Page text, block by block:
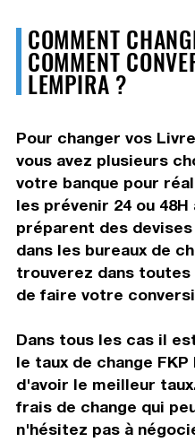
COMMENT
COMMENT
LEMPIRA ?
Pour changer vos
vous avez plusieurs
votre banque pour
les prévenir 24 ou
préparent des
dans les bureaux de
trouverez dans
de faire votre
Dans tous les cas il
le taux de change
d'avoir le meilleur
frais de change qui
n'hésitez pas à